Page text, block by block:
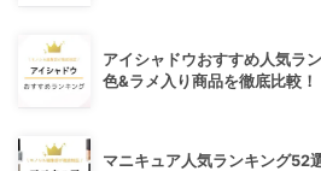
アイシャドウおすすめ人気ラ
色&ラメ入り商品を徹底比較！
マニキュア人気ランキング52